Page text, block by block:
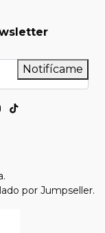
Notifícame
por Jumpseller.